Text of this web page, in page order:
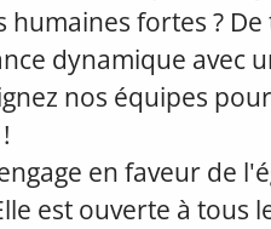
humaines fortes ?
dynamique avec
nos équipes
en faveur de
est ouverte à tous